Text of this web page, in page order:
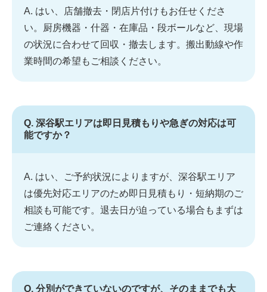
A. はい、店舗撤去・閉店片付けもお任せくださ
い。厨房機器・什器・在庫品・段ボールなど、現場
の状況に合わせて回収・撤去します。搬出動線や作
業時間の希望もご相談ください。
Q. 深谷駅エリアは即日見積もりや急ぎの対応は可
能ですか？
A. はい、ご予約状況によりますが、深谷駅エリア
は優先対応エリアのため即日見積もり・短納期のご
相談も可能です。退去日が迫っている場合もまずは
ご連絡ください。
Q. 分別ができていないのですが、そのままでも大